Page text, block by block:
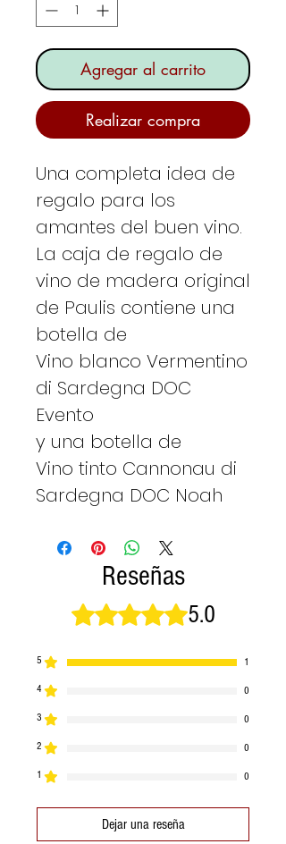
Agregar al carrito
Realizar compra
Una completa idea de
regalo para los
amantes del buen vino.
La caja de regalo de
vino de madera original
de Paulis contiene una
botella de
Vino blanco Vermentino
di Sardegna DOC
Evento
y una botella de
Vino tinto Cannonau di
Sardegna DOC Noah
Reseñas
Obtuvo 5 de 5 estrellas.
5.0
5 1
4 0
3 0
2 0
1 0
Dejar una reseña